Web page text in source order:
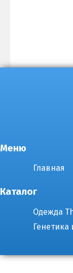
Меню
Главная
Каталог
Одежда